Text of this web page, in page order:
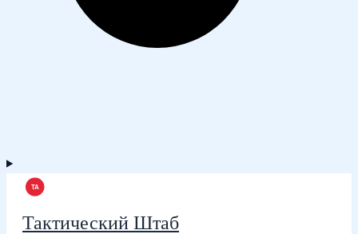
Тактический Штаб